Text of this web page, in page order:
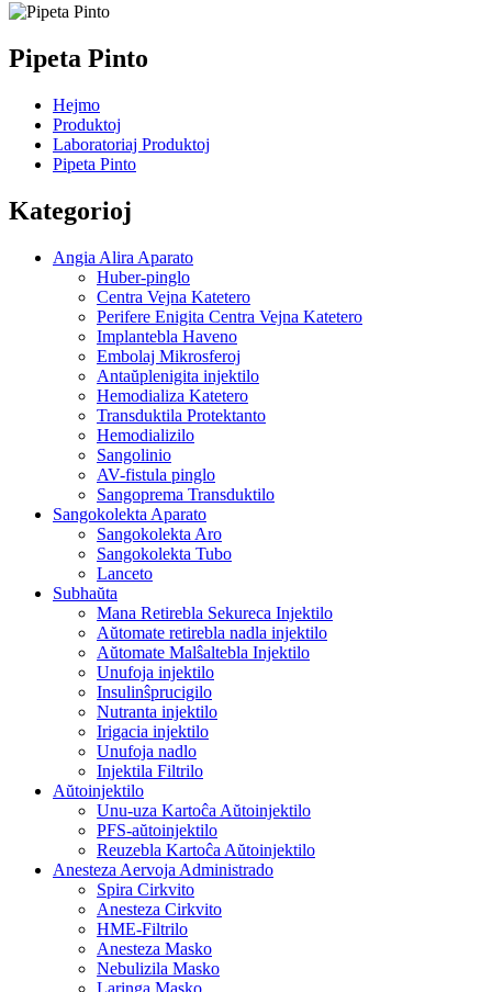
Pipeta Pinto
Hejmo
Produktoj
Laboratoriaj Produktoj
Pipeta Pinto
Kategorioj
Angia Alira Aparato
Huber-pinglo
Centra Vejna Katetero
Perifere Enigita Centra Vejna Katetero
Implantebla Haveno
Embolaj Mikrosferoj
Antaŭplenigita injektilo
Hemodializa Katetero
Transduktila Protektanto
Hemodializilo
Sangolinio
AV-fistula pinglo
Sangoprema Transduktilo
Sangokolekta Aparato
Sangokolekta Aro
Sangokolekta Tubo
Lanceto
Subhaŭta
Mana Retirebla Sekureca Injektilo
Aŭtomate retirebla nadla injektilo
Aŭtomate Malŝaltebla Injektilo
Unufoja injektilo
Insulinŝprucigilo
Nutranta injektilo
Irigacia injektilo
Unufoja nadlo
Injektila Filtrilo
Aŭtoinjektilo
Unu-uza Kartoĉa Aŭtoinjektilo
PFS-aŭtoinjektilo
Reuzebla Kartoĉa Aŭtoinjektilo
Anesteza Aervoja Administrado
Spira Cirkvito
Anesteza Cirkvito
HME-Filtrilo
Anesteza Masko
Nebulizila Masko
Laringa Masko